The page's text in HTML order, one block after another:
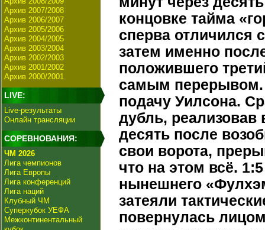
Архив 2007/2008
Архив 2006/2007
Архив 2005/2006
Архив 2004/2005
Архив 2003/2004
Архив 2002/2003
Архив 2001/2002
Архив 2000/2001
LIVE:
Live-результаты
Онлайн трансляции
СОРЕВНОВАНИЯ:
ЧМ 2026
Лига чемпионов
Лига Европы
Лига конференций
Лига наций
Клубный ЧМ
Суперкубок УЕФА
Межконтинентальный
концовке тайма
сперва отличился
затем именно
положившего
самым перерывом.
подачу Уилсона.
дубль, реализовав
десять после
свои ворота,
что на этом всё.
нынешнего
затеяли
повернулась